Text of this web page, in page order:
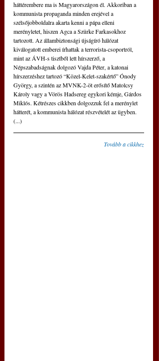
háttérembere ma is Magyarországon él. Akkoriban a
kommunista propaganda minden erejével a
szélsőjobboldalra akarta kenni a pápa elleni
merényletet, hiszen Agca a Szürke Farkasokhoz
tartozott. Az állambiztonsági újságíró hálózat
kiválogatott emberei írhattak a terrorista-csoportról,
mint az ÁVH-s tisztből lett hírszerző, a
Népszabadságnak dolgozó Vajda Péter, a katonai
hírszerzéshez tartozó “Közel-Kelet-szakértő” Ónody
György, a szintén az MVNK-2-öt erősítő Matolcsy
Károly vagy a Vörös Hadsereg egykori kémje, Gárdos
Miklós. Kétrészes cikkben dolgozzuk fel a merénylet
hátterét, a kommunista hálózat részvételét az ügyben.
(...)
Tovább a cikkhez